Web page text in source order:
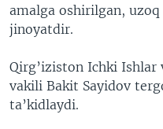
amalga oshirilgan,
jinoyatdir.
Qirg’iziston Ichki
vakili Bakit Sayidov
ta’kidlaydi.